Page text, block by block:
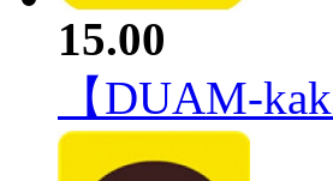
15.00
【DUAM-